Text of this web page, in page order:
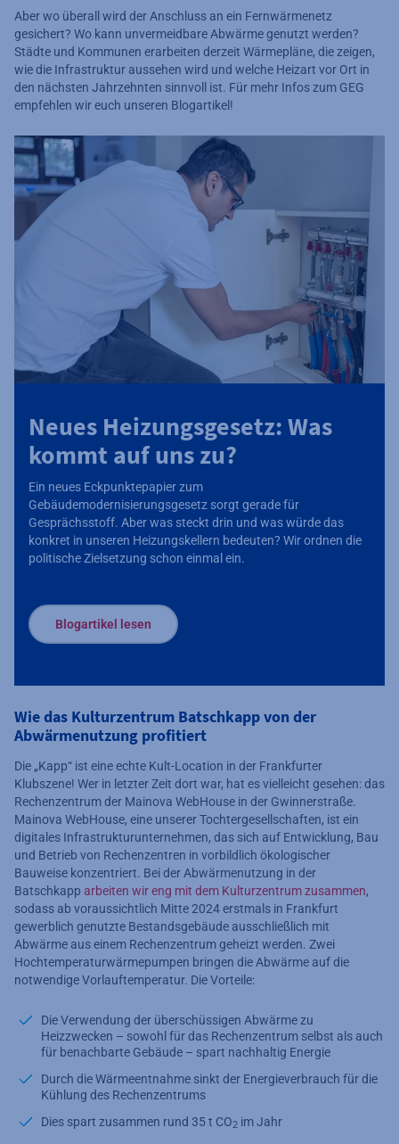
Aber wo überall wird der Anschluss an ein Fernwärmenetz
gesichert? Wo kann unvermeidbare Abwärme genutzt werden?
Städte und Kommunen erarbeiten derzeit Wärmepläne, die zeigen,
wie die Infrastruktur aussehen wird und welche Heizart vor Ort in
den nächsten Jahrzehnten sinnvoll ist. Für mehr Infos zum GEG
empfehlen wir euch unseren Blogartikel!
Neues Heizungsgesetz: Was
kommt auf uns zu?
Ein neues Eckpunktepapier zum
Gebäudemodernisierungsgesetz sorgt gerade für
Gesprächsstoff. Aber was steckt drin und was würde das
konkret in unseren Heizungskellern bedeuten? Wir ordnen die
politische Zielsetzung schon einmal ein.
Blogartikel lesen
Wie das Kulturzentrum Batschkapp von der
Abwärmenutzung profitiert
Die „Kapp“ ist eine echte Kult-Location in der Frankfurter
Klubszene! Wer in letzter Zeit dort war, hat es vielleicht gesehen: das
Rechenzentrum der Mainova WebHouse in der Gwinnerstraße.
Mainova WebHouse, eine unserer Tochtergesellschaften, ist ein
digitales Infrastrukturunternehmen, das sich auf Entwicklung, Bau
und Betrieb von Rechenzentren in vorbildlich ökologischer
Bauweise konzentriert. Bei der Abwärmenutzung in der
Batschkapp arbeiten wir eng mit dem Kulturzentrum zusammen,
sodass ab voraussichtlich Mitte 2024 erstmals in Frankfurt
gewerblich genutzte Bestandsgebäude ausschließlich mit
Abwärme aus einem Rechenzentrum geheizt werden. Zwei
Hochtemperaturwärmepumpen bringen die Abwärme auf die
notwendige Vorlauftemperatur. Die Vorteile:
Die Verwendung der überschüssigen Abwärme zu
Heizzwecken – sowohl für das Rechenzentrum selbst als auch
für benachbarte Gebäude – spart nachhaltig Energie
Durch die Wärmeentnahme sinkt der Energieverbrauch für die
Kühlung des Rechenzentrums
Dies spart zusammen rund 35 t CO2 im Jahr